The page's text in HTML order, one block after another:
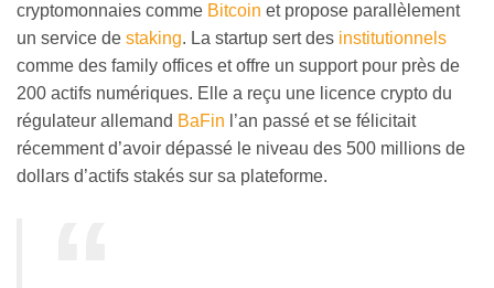
cryptomonnaies comme Bitcoin et propose parallèlement
un service de staking. La startup sert des institutionnels
comme des family offices et offre un support pour près de
200 actifs numériques. Elle a reçu une licence crypto du
régulateur allemand BaFin l’an passé et se félicitait
récemment d’avoir dépassé le niveau des 500 millions de
dollars d’actifs stakés sur sa plateforme.